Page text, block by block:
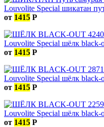
Louvolite Special шикатан
от 1415 Р
Louvolite Special шёлк
от 1415 Р
Louvolite Special шёлк
от 1415 Р
Louvolite Special шёлк
от 1415 Р